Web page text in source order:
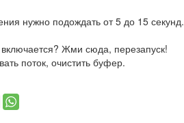
нужно подождать от 5 до 15 секунд.
Жми сюда, перезапуск!
поток, очистить буфер.